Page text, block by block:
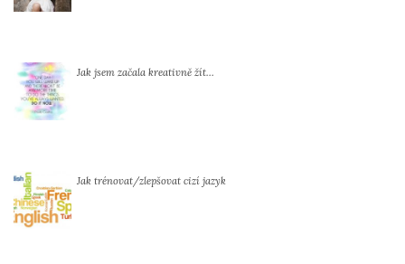
Jak jsem začala kreativně žít…
Jak trénovat/zlepšovat cizí jazyk